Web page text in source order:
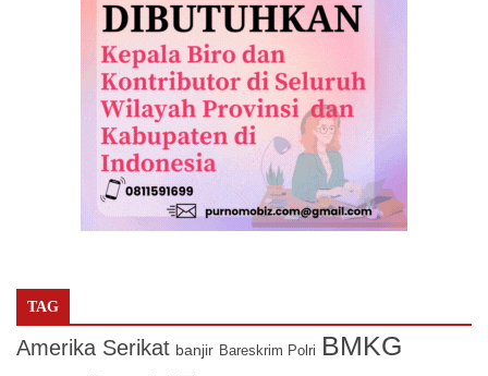
TAG
Amerika Serikat banjir Bareskrim Polri BMKG